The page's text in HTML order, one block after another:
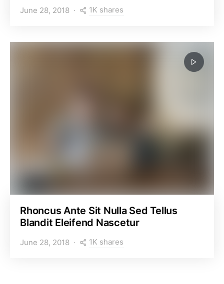
June 28, 2018 1K shares
Rhoncus Ante Sit Nulla Sed Tellus
Blandit Eleifend Nascetur
June 28, 2018 1K shares